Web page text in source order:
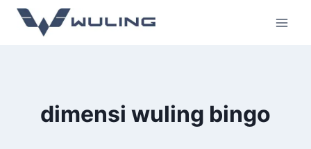
dimensi wuling bingo